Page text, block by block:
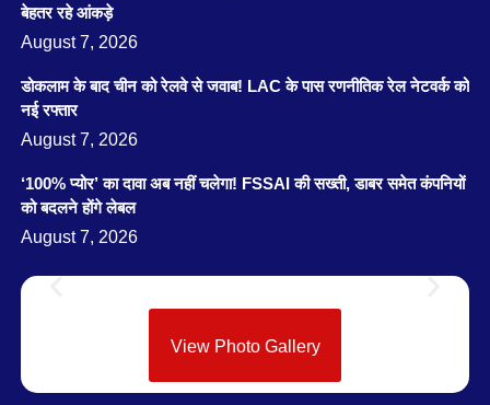
बेहतर रहे आंकड़े
August 7, 2026
डोकलाम के बाद चीन को रेलवे से जवाब! LAC के पास रणनीतिक रेल नेटवर्क को
नई रफ्तार
August 7, 2026
‘100% प्योर’ का दावा अब नहीं चलेगा! FSSAI की सख्ती, डाबर समेत कंपनियों
को बदलने होंगे लेबल
August 7, 2026
View Photo Gallery